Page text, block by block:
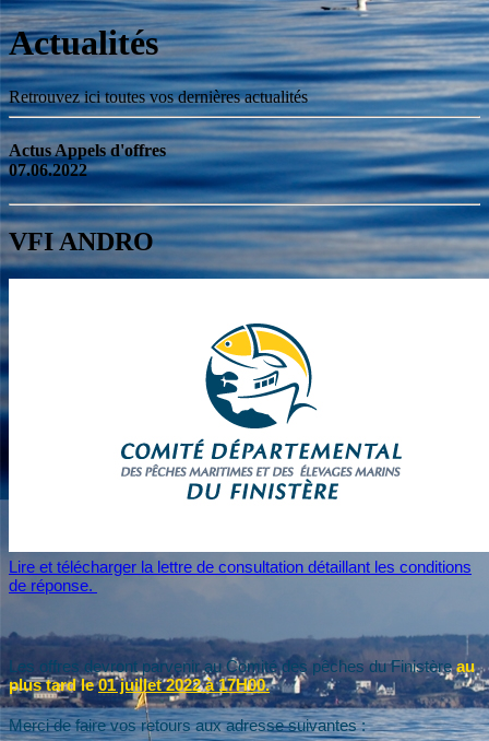
Actualités
Retrouvez ici toutes vos dernières actualités
Actus Appels d'offres
07.06.2022
VFI ANDRO
Lire et télécharger la lettre de consultation détaillant les conditions
de réponse.
Les offres devront parvenir au Comité des pêches du Finistèreau
plus tard le01 juillet 2022 à 17H00.
Merci de faire vos retours aux adresse suivantes :